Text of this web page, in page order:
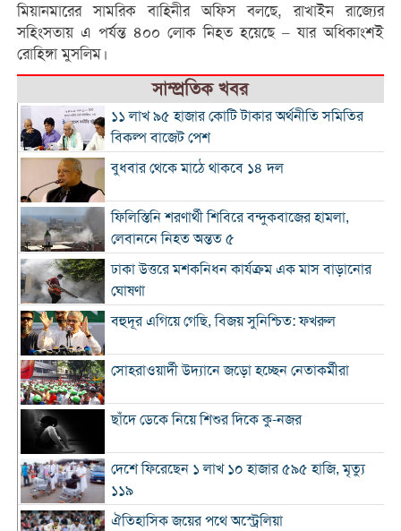
মিয়ানমারের সামরিক বাহিনীর অফিস বলছে, রাখাইন রাজ্যের
সহিংসতায় এ পর্যন্ত ৪০০ লোক নিহত হয়েছে – যার অধিকাংশই
রোহিঙ্গা মুসলিম।
সাম্প্রতিক খবর
১১ লাখ ৯৫ হাজার কোটি টাকার অর্থনীতি সমিতির
বিকল্প বাজেট পেশ
বুধবার থেকে মাঠে থাকবে ১৪ দল
ফিলিস্তিনি শরণার্থী শিবিরে বন্দুকবাজের হামলা,
লেবাননে নিহত অন্তত ৫
ঢাকা উত্তরে মশকনিধন কার্যক্রম এক মাস বাড়ানোর
ঘোষণা
বহুদূর এগিয়ে গেছি, বিজয় সুনিশ্চিত: ফখরুল
সোহরাওয়ার্দী উদ্যানে জড়ো হচ্ছেন নেতাকর্মীরা
ছাঁদে ডেকে নিয়ে শিশুর দিকে কু-নজর
দেশে ফিরেছেন ১ লাখ ১০ হাজার ৫৯৫ হাজি, মৃত্যু
১১৯
ঐতিহাসিক জয়ের পথে অস্ট্রেলিয়া